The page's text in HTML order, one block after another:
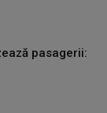
pasagerii: